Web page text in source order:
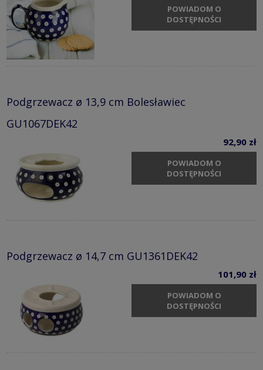
POWIADOM O
DOSTĘPNOŚCI
Podgrzewacz ø 13,9 cm Bolesławiec
GU1067DEK42
92,90 zł
POWIADOM O
DOSTĘPNOŚCI
Podgrzewacz ø 14,7 cm GU1361DEK42
101,90 zł
POWIADOM O
DOSTĘPNOŚCI